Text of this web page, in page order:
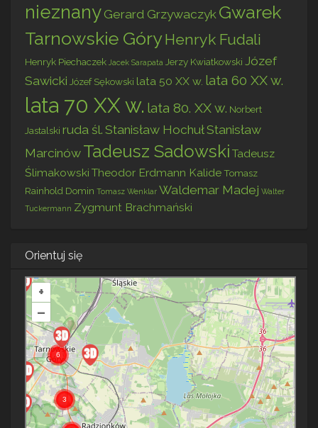
nieznany Gerard Grzywaczyk Gwarek
Tarnowskie GóryHenryk Fudali
Henryk Piechaczek Jacek Sarapata Jerzy Kwiatkowski Józef
Sawicki Józef Sękowski lata 50 XX w. lata 60 XX w.
lata 70 XX w. lata 80. XX w. Norbert
Jastalski ruda śl. Stanisław HochułStanisław
Marcinów Tadeusz Sadowski Tadeusz
Ślimakowski Theodor Erdmann KalideTomasz
Rainhold Domin Tomasz Wenklar Waldemar Madej Walter
Tuckermann Zygmunt Brachmański
Orientuj się
+
–